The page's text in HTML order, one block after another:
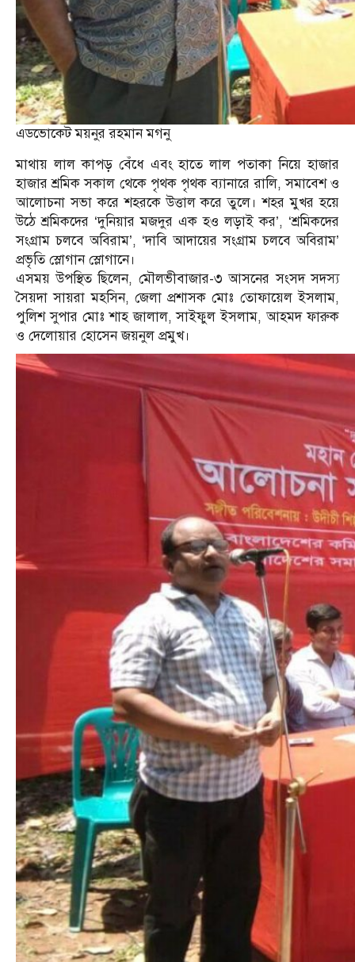
এডভোকেট ময়নুর রহমান মগনু
মাথায় লাল কাপড় বেঁধে এবং হাতে লাল পতাকা নিয়ে হাজার
হাজার শ্রমিক সকাল থেকে পৃথক পৃথক ব্যানারে রালি, সমাবেশ ও
আলোচনা সভা করে শহরকে উত্তাল করে তুলে। শহর মুখর হয়ে
উঠে শ্রমিকদের ‘দুনিয়ার মজদুর এক হও লড়াই কর’, ‘শ্রমিকদের
সংগ্রাম চলবে অবিরাম’, ‘দাবি আদায়ের সংগ্রাম চলবে অবিরাম’
প্রভৃতি স্লোগান স্লোগানে।
এসময় উপস্থিত ছিলেন, মৌলভীবাজার-৩ আসনের সংসদ সদস্য
সৈয়দা সায়রা মহসিন, জেলা প্রশাসক মোঃ তোফায়েল ইসলাম,
পুলিশ সুপার মোঃ শাহ জালাল, সাইফুল ইসলাম, আহমদ ফারুক
ও দেলোয়ার হোসেন জয়নুল প্রমুখ।